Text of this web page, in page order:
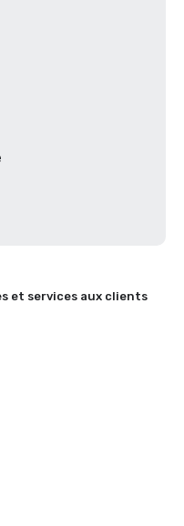
et services aux clients